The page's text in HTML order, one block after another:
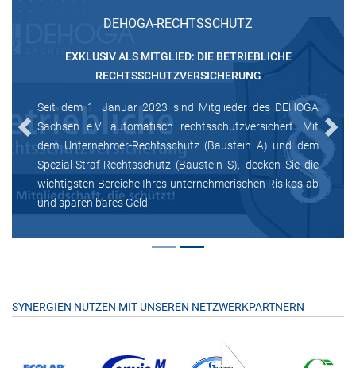
DEHOGA-RECHTSSCHUTZ
EXKLUSIV ALS MITGLIED: DIE BETRIEBLICHE
RECHTSSCHUTZVERSICHERUNG
Seit dem 1. Januar 2023 sind Mitglieder des DEHOGA
Sachsen e.V. automatisch rechtsschutzversichert. Mit
dem Unternehmer-Rechtsschutz (Baustein A) und dem
Spezial-Straf-Rechtsschutz (Baustein S), decken Sie die
wichtigsten Bereiche Ihres unternehmerischen Risikos ab
und sparen bares Geld.
Previous Next
SYNERGIEN NUTZEN MIT UNSEREN NETZWERKPARTNERN